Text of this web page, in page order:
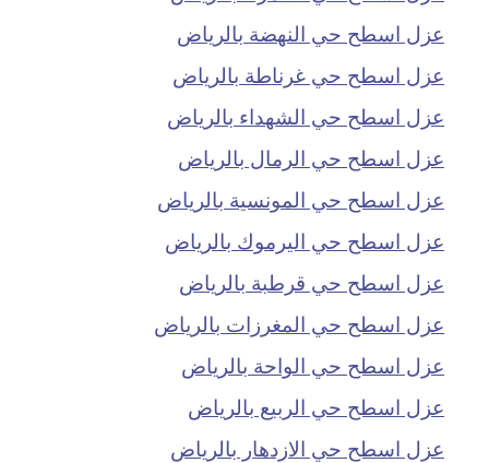
عزل اسطح حي النهضة بالرياض
عزل اسطح حي غرناطة بالرياض
عزل اسطح حي الشهداء بالرياض
عزل اسطح حي الرمال بالرياض
عزل اسطح حي المونسية بالرياض
عزل اسطح حي اليرموك بالرياض
عزل اسطح حي قرطبة بالرياض
عزل اسطح حي المغرزات بالرياض
عزل اسطح حي الواحة بالرياض
عزل اسطح حي الربيع بالرياض
عزل اسطح حي الازدهار بالرياض